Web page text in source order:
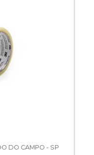
DO CAMPO - SP